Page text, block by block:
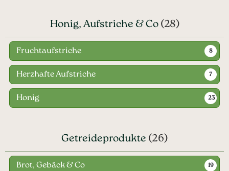
Honig, Aufstriche & Co (28)
Fruchtaufstriche 8
Herzhafte Aufstriche 7
Honig 23
Getreideprodukte (26)
Brot, Gebäck & Co 19